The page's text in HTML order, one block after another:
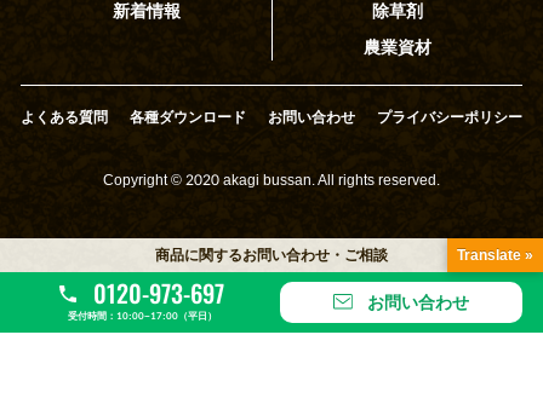
新着情報
除草剤
農業資材
よくある質問 各種ダウンロード お問い合わせ プライバシーポリシー
Copyright © 2020 akagi bussan. All rights reserved.
商品に関するお問い合わせ・ご相談
0120-973-697
受付時間：10:00~17:00（平日）
お問い合わせ
Translate »